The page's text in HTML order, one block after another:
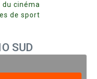
cinéma
de sport
SUD